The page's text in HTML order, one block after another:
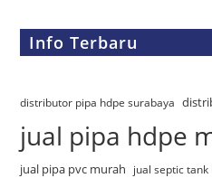
Info Terbaru
distributor pipa hdpe surabaya
jual pipa hdpe
jual pipa pvc murah jual septic tank